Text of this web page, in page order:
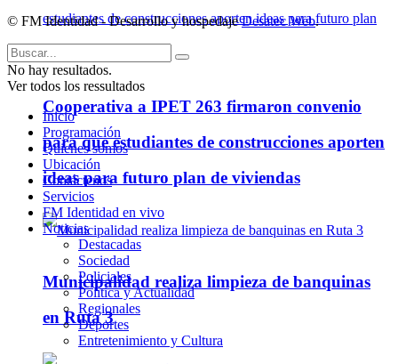
Cooperativa a IPET 263 firmaron convenio
para que estudiantes de construcciones aporten
ideas para futuro plan de viviendas
Municipalidad realiza limpieza de banquinas
en Ruta 3
© FM Identidad - Desarrollo y hospedajeDesatec Web.
No hay resultados.
Ver todos los ressultados
Inicio
Programación
Quienes somos
Ubicación
Contáctenos
Servicios
FM Identidad en vivo
Noticias
Destacadas
Sociedad
Policiales
Política y Actualidad
Regionales
Deportes
Entretenimiento y Cultura